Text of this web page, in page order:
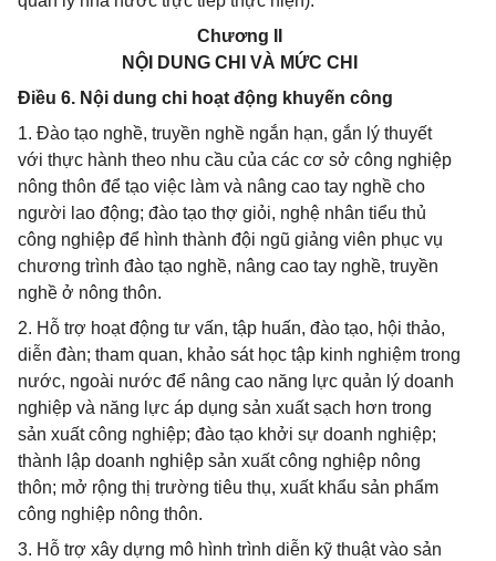
Chương II
NỘI DUNG CHI VÀ MỨC CHI
Điều 6. Nội dung chi hoạt động khuyến công
1. Đào tạo nghề, truyền nghề ngắn hạn, gắn lý thuyết
với thực hành theo nhu cầu của các cơ sở công nghiệp
nông thôn để tạo việc làm và nâng cao tay nghề cho
người lao động; đào tạo thợ giỏi, nghệ nhân tiểu thủ
công nghiệp để hình thành đội ngũ giảng viên phục vụ
chương trình đào tạo nghề, nâng cao tay nghề, truyền
nghề ở nông thôn.
2. Hỗ trợ hoạt động tư vấn, tập huấn, đào tạo, hội thảo,
diễn đàn; tham quan, khảo sát học tập kinh nghiệm trong
nước, ngoài nước để nâng cao năng lực quản lý doanh
nghiệp và năng lực áp dụng sản xuất sạch hơn trong
sản xuất công nghiệp; đào tạo khởi sự doanh nghiệp;
thành lập doanh nghiệp sản xuất công nghiệp nông
thôn; mở rộng thị trường tiêu thụ, xuất khẩu sản phẩm
công nghiệp nông thôn.
3. Hỗ trợ xây dựng mô hình trình diễn kỹ thuật vào sản